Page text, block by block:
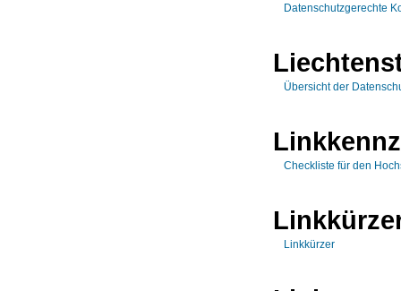
Datenschutzgerechte
Übersicht der
Checkliste für den
Linkkürzer